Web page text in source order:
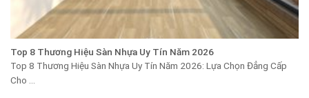
Top 8 Thương Hiệu Sàn Nhựa Uy Tín Năm 2026
Top 8 Thương Hiệu Sàn Nhựa Uy Tín Năm 2026: Lựa Chọn Đẳng Cấp
Cho ...